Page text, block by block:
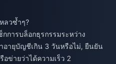
ลวซ้ำๆ?
การบล็อกธุรกรรมระหว่าง
อายุบัญชีเกิน 3 วันหรือไม่, ยืนยัน
ข่ายว่าได้ความเร็ว 2